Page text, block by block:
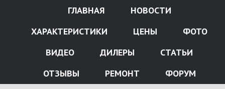
ГЛАВНАЯ
НОВОСТИ
ХАРАКТЕРИСТИКИ
ЦЕНЫ
ФОТО
ВИДЕО
ДИЛЕРЫ
СТАТЬИ
ОТЗЫВЫ
РЕМОНТ ФОРУМ